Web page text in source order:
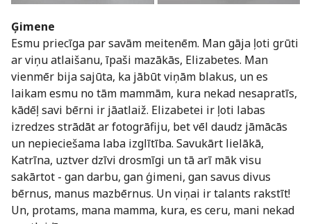
Ģimene
Esmu priecīga par savām meitenēm. Man gāja ļoti grūti
ar viņu atlaišanu, īpaši mazākās, Elizabetes. Man
vienmēr bija sajūta, ka jābūt viņām blakus, un es
laikam esmu no tām mammām, kura nekad nesapratīs,
kādēļ savi bērni ir jāatlaiž. Elizabetei ir ļoti labas
izredzes strādāt ar fotogrāfiju, bet vēl daudz jāmācās
un nepieciešama laba izglītība. Savukārt lielākā,
Katrīna, uztver dzīvi drosmīgi un tā arī māk visu
sakārtot - gan darbu, gan ģimeni, gan savus divus
bērnus, manus mazbērnus. Un viņai ir talants rakstīt!
Un, protams, mana mamma, kura, es ceru, mani nekad